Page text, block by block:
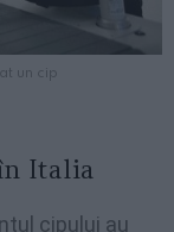
un cip
Italia
cipului au